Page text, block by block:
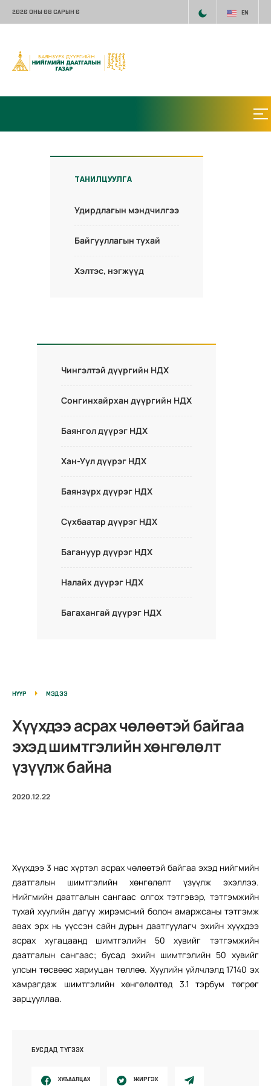
2026 ОНЫ 08 САРЫН 6 EN
ТАНИЛЦУУЛГА
Удирдлагын мэндчилгээ
Байгууллагын тухай
Хэлтэс, нэгжүүд
Чингэлтэй дүүргийн НДХ
Сонгинхайрхан дүүргийн НДХ
Баянгол дүүрэг НДХ
Хан-Уул дүүрэг НДХ
Баянзүрх дүүрэг НДХ
Сүхбаатар дүүрэг НДХ
Багануур дүүрэг НДХ
Налайх дүүрэг НДХ
Багахангай дүүрэг НДХ
НҮҮР МЭДЭЭ
Хүүхдээ асрах чөлөөтэй байгаа
эхэд шимтгэлийн хөнгөлөлт
үзүүлж байна
2020.12.22
Хүүхдээ 3 нас хүртэл асрах чөлөөтэй байгаа эхэд нийгмийн
даатгалын шимтгэлийн хөнгөлөлт үзүүлж эхэллээ.
Нийгмийн даатгалын сангаас олгох тэтгэвэр, тэтгэмжийн
тухай хуулийн дагуу жирэмсний болон амаржсаны тэтгэмж
авах эрх нь үүссэн сайн дурын даатгуулагч эхийн хүүхдээ
асрах хугацаанд шимтгэлийн 50 хувийг тэтгэмжийн
даатгалын сангаас; бусад эхийн шимтгэлийн 50 хувийг
улсын төсвөөс хариуцан төллөө. Хуулийн үйлчлэлд 17140 эх
хамрагдаж шимтгэлийн хөнгөлөлтөд 3.1 тэрбум төгрөг
зарцууллаа.
БУСДАД ТҮГЭЭХ
ХУВААЛЦАХ ЖИРГЭХ